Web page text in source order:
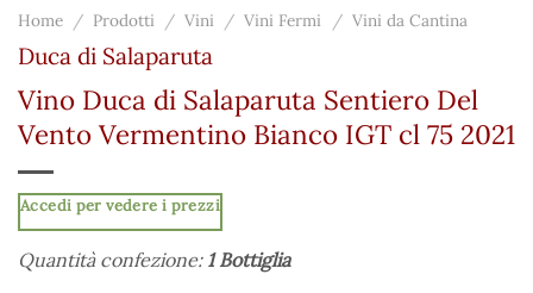
Home / Prodotti / Vini / Vini Fermi / Vini da Cantina
Duca di Salaparuta
Vino Duca di Salaparuta Sentiero Del
Vento Vermentino Bianco IGT cl 75 2021
Accedi per vedere i prezzi
Quantità confezione: 1 Bottiglia